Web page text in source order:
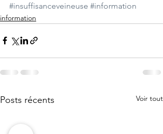
#insuffisanceveineuse #information
information
Posts récents Voir tout